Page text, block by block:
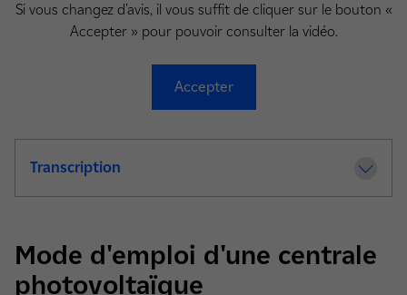
Si vous changez d'avis, il vous suffit de cliquer sur le bouton «
Accepter » pour pouvoir consulter la vidéo.
Accepter
Transcription de la video Comment une centrale
Mode d'emploi d'une centrale
photovoltaïque